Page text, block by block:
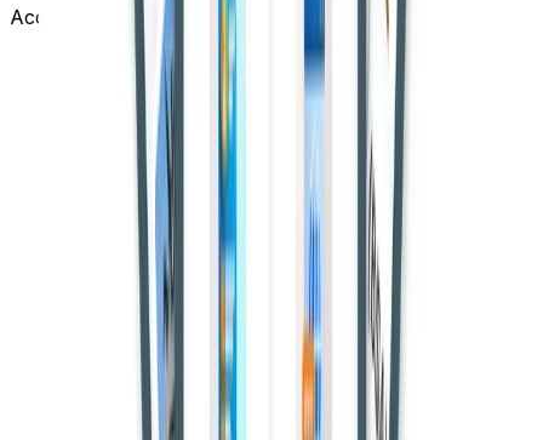
Access your account on the go with our mobile app.